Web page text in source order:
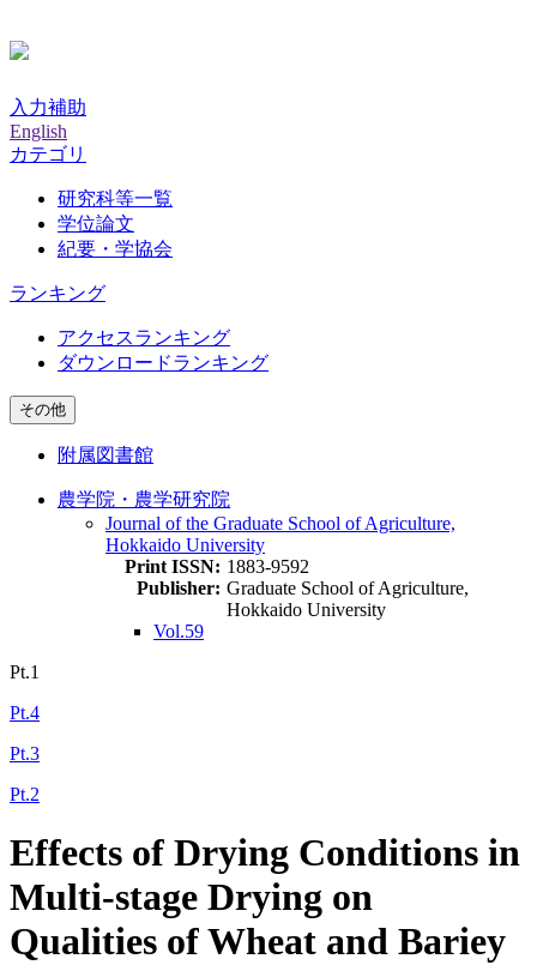
入力補助
English
カテゴリ
研究科等一覧
学位論文
紀要・学協会
ランキング
アクセスランキング
ダウンロードランキング
その他
附属図書館
農学院・農学研究院
Journal of the Graduate School of Agriculture,
Hokkaido University
Print ISSN: 1883-9592
Publisher: Graduate School of Agriculture,
Hokkaido University
Vol.59
Pt.1
Pt.4
Pt.3
Pt.2
Effects of Drying Conditions in
Multi-stage Drying on
Qualities of Wheat and Bariey